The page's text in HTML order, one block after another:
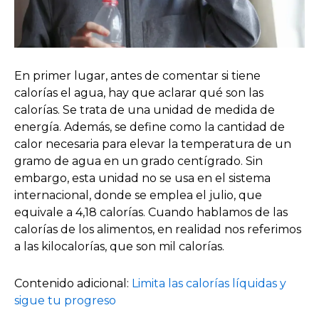
En primer lugar, antes de comentar si tiene
calorías el agua, hay que aclarar qué son las
calorías. Se trata de una unidad de medida de
energía. Además, se define como la cantidad de
calor necesaria para elevar la temperatura de un
gramo de agua en un grado centígrado. Sin
embargo, esta unidad no se usa en el sistema
internacional, donde se emplea el julio, que
equivale a 4,18 calorías. Cuando hablamos de las
calorías de los alimentos, en realidad nos referimos
a las kilocalorías, que son mil calorías.
Contenido adicional: Limita las calorías líquidas y
sigue tu progreso